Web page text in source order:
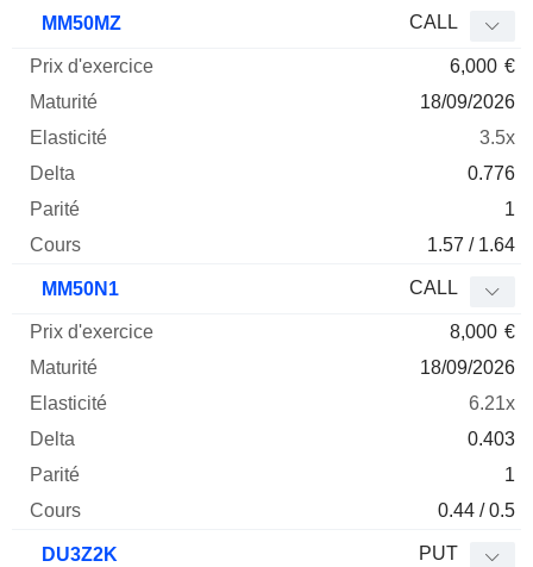
MM50MZ CALL
6,000 €
18/09/2026
3.5x
0.776
1
1.57 / 1.64
MM50N1 CALL
8,000 €
18/09/2026
6.21x
0.403
1
0.44 / 0.5
DU3Z2K PUT